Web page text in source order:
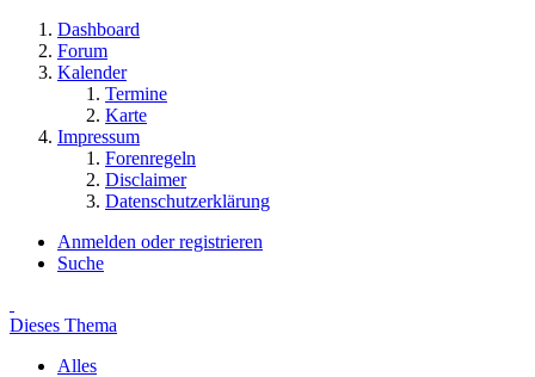
Dashboard
Forum
Kalender
Termine
Karte
Impressum
Forenregeln
Disclaimer
Datenschutzerklärung
Anmelden oder registrieren
Suche
Dieses Thema
Alles